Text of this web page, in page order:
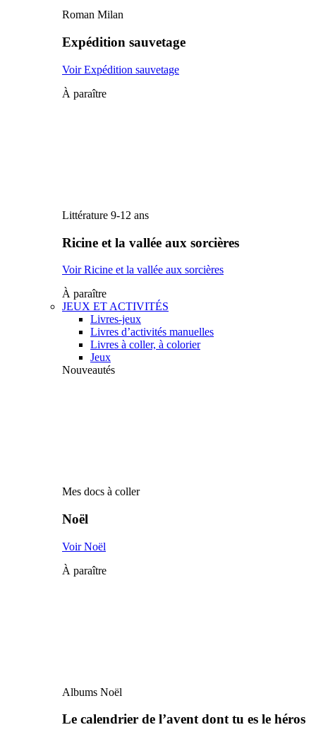
Roman Milan
Expédition sauvetage
Voir Expédition sauvetage
À paraître
Littérature 9-12 ans
Ricine et la vallée aux sorcières
Voir Ricine et la vallée aux sorcières
À paraître
JEUX ET ACTIVITÉS
Livres-jeux
Livres d’activités manuelles
Livres à coller, à colorier
Jeux
Nouveautés
Mes docs à coller
Noël
Voir Noël
À paraître
Albums Noël
Le calendrier de l’avent dont tu es le héros